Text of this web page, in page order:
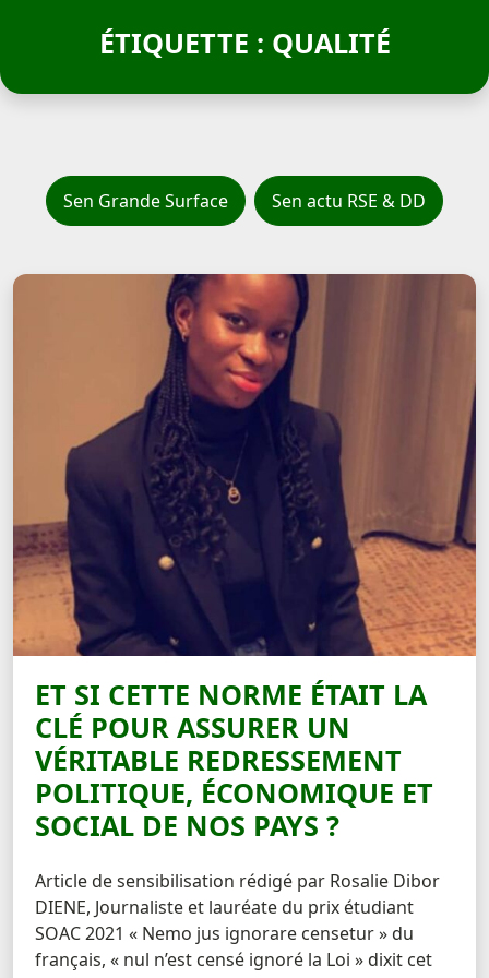
ÉTIQUETTE : QUALITÉ
Sen Grande Surface Sen actu RSE & DD
ET SI CETTE NORME ÉTAIT LA
CLÉ POUR ASSURER UN
VÉRITABLE REDRESSEMENT
POLITIQUE, ÉCONOMIQUE ET
SOCIAL DE NOS PAYS ?
Article de sensibilisation rédigé par Rosalie Dibor
DIENE, Journaliste et lauréate du prix étudiant
SOAC 2021 « Nemo jus ignorare censetur » du
français, « nul n’est censé ignoré la Loi » dixit cet